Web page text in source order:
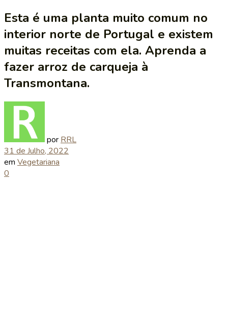
Esta é uma planta muito comum no
interior norte de Portugal e existem
muitas receitas com ela. Aprenda a
fazer arroz de carqueja à
Transmontana.
por RRL
31 de Julho, 2022
em Vegetariana
0